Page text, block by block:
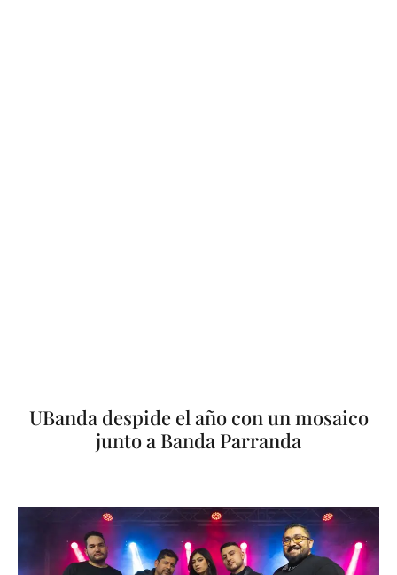
UBanda despide el año con un mosaico
junto a Banda Parranda